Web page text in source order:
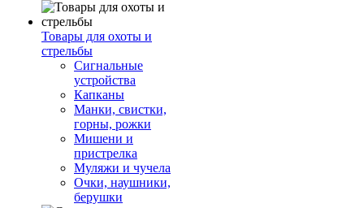
Товары для охоты и
стрельбы
Сигнальные
устройства
Капканы
Манки, свистки,
горны, рожки
Мишени и
пристрелка
Муляжи и чучела
Очки, наушники,
берушки